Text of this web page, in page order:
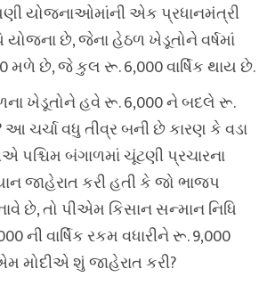
યોજનાઓમાંની એક પ્રધાનમંત્રી
યોજના છે, જેના હેઠળ ખેડૂતોને વર્ષમાં
છે, જે કુલ રૂ. 6,000 વાર્ષિક થાય છે.
ખેડૂતોને હવે રૂ. 6,000 ને બદલે રૂ.
આ ચર્ચા વધુ તીવ્ર બની છે કારણ કે વડા
પશ્ચિમ બંગાળમાં ચૂંટણી પ્રચારના
જાહેરાત કરી હતી કે જો ભાજપ
છે, તો પીએમ કિસાન સન્માન નિધિ
ની વાર્ષિક રકમ વધારીને રૂ. 9,000
મોદીએ શું જાહેરાત કરી?